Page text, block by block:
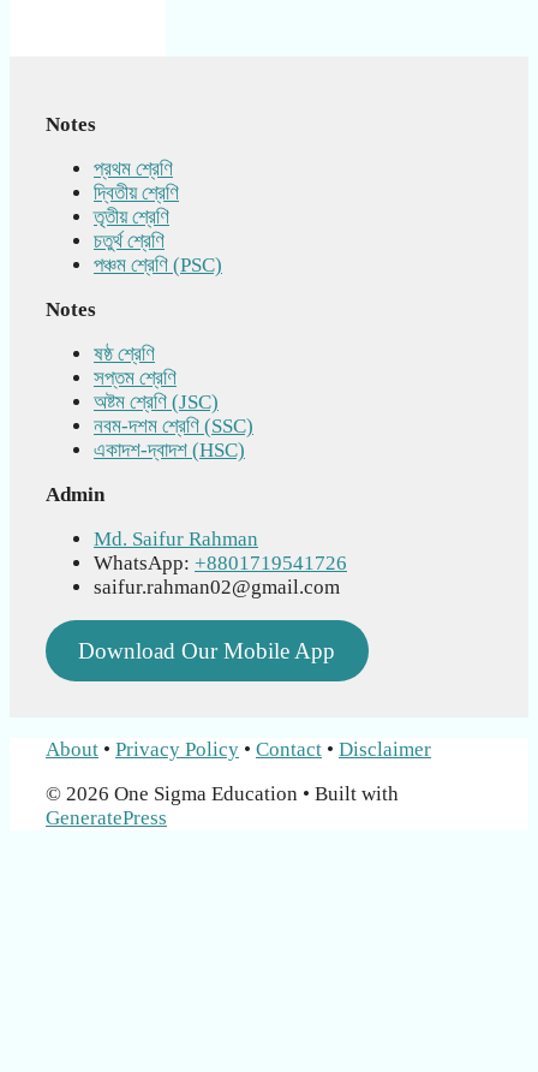
Notes
প্রথম শ্রেণি
দ্বিতীয় শ্রেণি
তৃতীয় শ্রেণি
চতুর্থ শ্রেণি
পঞ্চম শ্রেণি (PSC)
Notes
ষষ্ঠ শ্রেণি
সপ্তম শ্রেণি
অষ্টম শ্রেণি (JSC)
নবম-দশম শ্রেণি (SSC)
একাদশ-দ্বাদশ (HSC)
Admin
Md. Saifur Rahman
WhatsApp: +8801719541726
saifur.rahman02@gmail.com
Download Our Mobile App
About • Privacy Policy • Contact • Disclaimer
© 2026 One Sigma Education • Built with
GeneratePress